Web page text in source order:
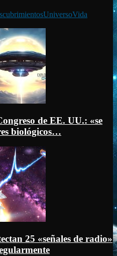
UniversoVida
de EE. UU.: «se
biológicos…
25 «señales de radio»